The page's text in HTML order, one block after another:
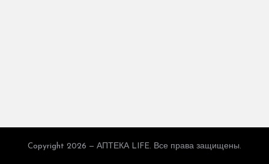
Copyright 2026 — АПТЕКА LIFE. Все права защищены.